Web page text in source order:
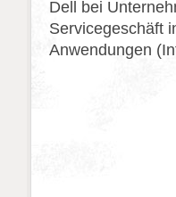
Dell bei
Servicegeschäft
Anwendungen